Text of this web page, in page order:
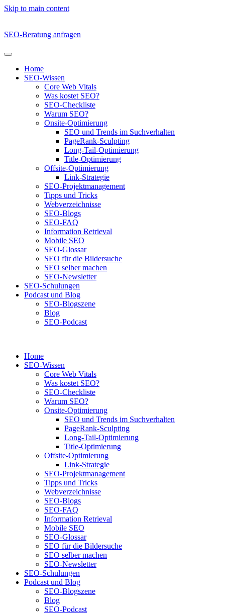
Skip to main content
SEO-Beratung anfragen
Home
SEO-Wissen
Core Web Vitals
Was kostet SEO?
SEO-Checkliste
Warum SEO?
Onsite-Optimierung
SEO und Trends im Suchverhalten
PageRank-Sculpting
Long-Tail-Optimierung
Title-Optimierung
Offsite-Optimierung
Link-Strategie
SEO-Projektmanagement
Tipps und Tricks
Webverzeichnisse
SEO-Blogs
SEO-FAQ
Information Retrieval
Mobile SEO
SEO-Glossar
SEO für die Bildersuche
SEO selber machen
SEO-Newsletter
SEO-Schulungen
Podcast und Blog
SEO-Blogszene
Blog
SEO-Podcast
Home
SEO-Wissen
Core Web Vitals
Was kostet SEO?
SEO-Checkliste
Warum SEO?
Onsite-Optimierung
SEO und Trends im Suchverhalten
PageRank-Sculpting
Long-Tail-Optimierung
Title-Optimierung
Offsite-Optimierung
Link-Strategie
SEO-Projektmanagement
Tipps und Tricks
Webverzeichnisse
SEO-Blogs
SEO-FAQ
Information Retrieval
Mobile SEO
SEO-Glossar
SEO für die Bildersuche
SEO selber machen
SEO-Newsletter
SEO-Schulungen
Podcast und Blog
SEO-Blogszene
Blog
SEO-Podcast